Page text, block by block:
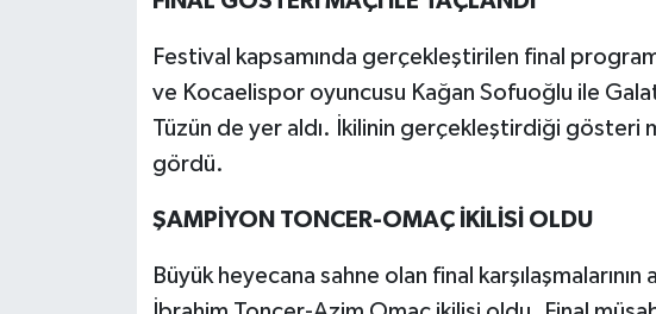
Festival kapsamında gerçekleştirilen final
ve Kocaelispor oyuncusu Kağan Sofuoğlu ile
Tüzün de yer aldı. İkilinin gerçekleştirdiği gösteri
gördü.
ŞAMPİYON TONCER-OMAÇ İKİLİSİ OLDU
Büyük heyecana sahne olan final